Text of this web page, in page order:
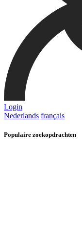
Login
Nederlands français
Populaire zoekopdrachten